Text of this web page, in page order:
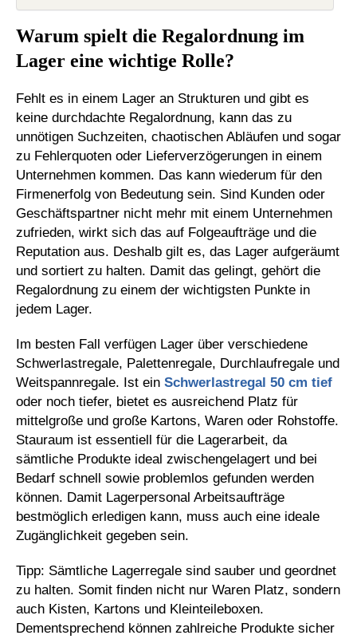
Warum spielt die Regalordnung im
Lager eine wichtige Rolle?
Fehlt es in einem Lager an Strukturen und gibt es
keine durchdachte Regalordnung, kann das zu
unnötigen Suchzeiten, chaotischen Abläufen und sogar
zu Fehlerquoten oder Lieferverzögerungen in einem
Unternehmen kommen. Das kann wiederum für den
Firmenerfolg von Bedeutung sein. Sind Kunden oder
Geschäftspartner nicht mehr mit einem Unternehmen
zufrieden, wirkt sich das auf Folgeaufträge und die
Reputation aus. Deshalb gilt es, das Lager aufgeräumt
und sortiert zu halten. Damit das gelingt, gehört die
Regalordnung zu einem der wichtigsten Punkte in
jedem Lager.
Im besten Fall verfügen Lager über verschiedene
Schwerlastregale, Palettenregale, Durchlaufregale und
Weitspannregale. Ist ein Schwerlastregal 50 cm tief
oder noch tiefer, bietet es ausreichend Platz für
mittelgroße und große Kartons, Waren oder Rohstoffe.
Stauraum ist essentiell für die Lagerarbeit, da
sämtliche Produkte ideal zwischengelagert und bei
Bedarf schnell sowie problemlos gefunden werden
können. Damit Lagerpersonal Arbeitsaufträge
bestmöglich erledigen kann, muss auch eine ideale
Zugänglichkeit gegeben sein.
Tipp: Sämtliche Lagerregale sind sauber und geordnet
zu halten. Somit finden nicht nur Waren Platz, sondern
auch Kisten, Kartons und Kleinteileboxen.
Dementsprechend können zahlreiche Produkte sicher